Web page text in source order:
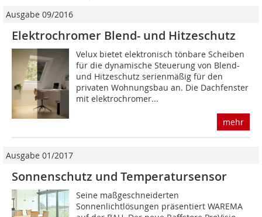
Ausgabe 09/2016
Elektrochromer Blend- und Hitzeschutz
Velux bietet elektronisch tönbare Scheiben
für die dynamische Steuerung von Blend-
und Hitzeschutz serienmäßig für den
privaten Wohnungsbau an. Die Dachfenster
mit elektrochromer...
mehr
Ausgabe 01/2017
Sonnenschutz und Temperatursensor
Seine maßgeschneiderten
Sonnenlichtlösungen präsentiert WAREMA